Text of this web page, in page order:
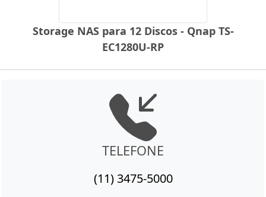
Storage NAS para 12 Discos - Qnap TS-
EC1280U-RP
TELEFONE
(11) 3475-5000